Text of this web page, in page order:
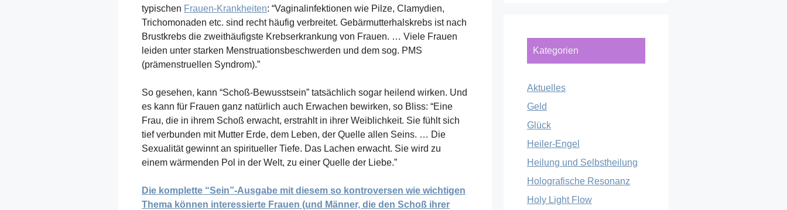
typischen Frauen-Krankheiten: “Vaginalinfektionen wie Pilze, Clamydien,
Trichomonaden etc. sind recht häufig verbreitet. Gebärmutterhalskrebs ist nach
Brustkrebs die zweithäufigste Krebserkrankung von Frauen. … Viele Frauen
leiden unter starken Menstruationsbeschwerden und dem sog. PMS
(prämenstruellen Syndrom).”
So gesehen, kann “Schoß-Bewusstsein” tatsächlich sogar heilend wirken. Und
es kann für Frauen ganz natürlich auch Erwachen bewirken, so Bliss: “Eine
Frau, die in ihrem Schoß erwacht, erstrahlt in ihrer Weiblichkeit. Sie fühlt sich
tief verbunden mit Mutter Erde, dem Leben, der Quelle allen Seins. … Die
Sexualität gewinnt an spiritueller Tiefe. Das Lachen erwacht. Sie wird zu
einem wärmenden Pol in der Welt, zu einer Quelle der Liebe.”
Die komplette “Sein”-Ausgabe mit diesem so kontroversen wie wichtigen
Thema können interessierte Frauen (und Männer, die den Schoß ihrer
Kategorien
Aktuelles
Geld
Glück
Heiler-Engel
Heilung und Selbstheilung
Holografische Resonanz
Holy Light Flow